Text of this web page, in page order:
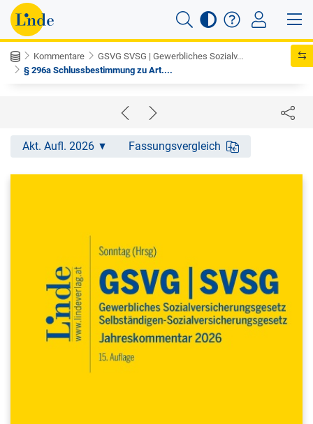
Kommentare
GSVG SVSG | Gewerbliches Sozialv...
§ 296a Schlussbestimmung zu Art....
Akt. Aufl. 2026 Fassungsvergleich